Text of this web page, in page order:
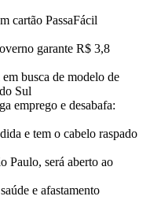
cartão PassaFácil
garante R$ 3,8
busca de modelo de
Sul
emprego e desabafa:
e tem o cabelo raspado
Paulo, será aberto ao
e afastamento